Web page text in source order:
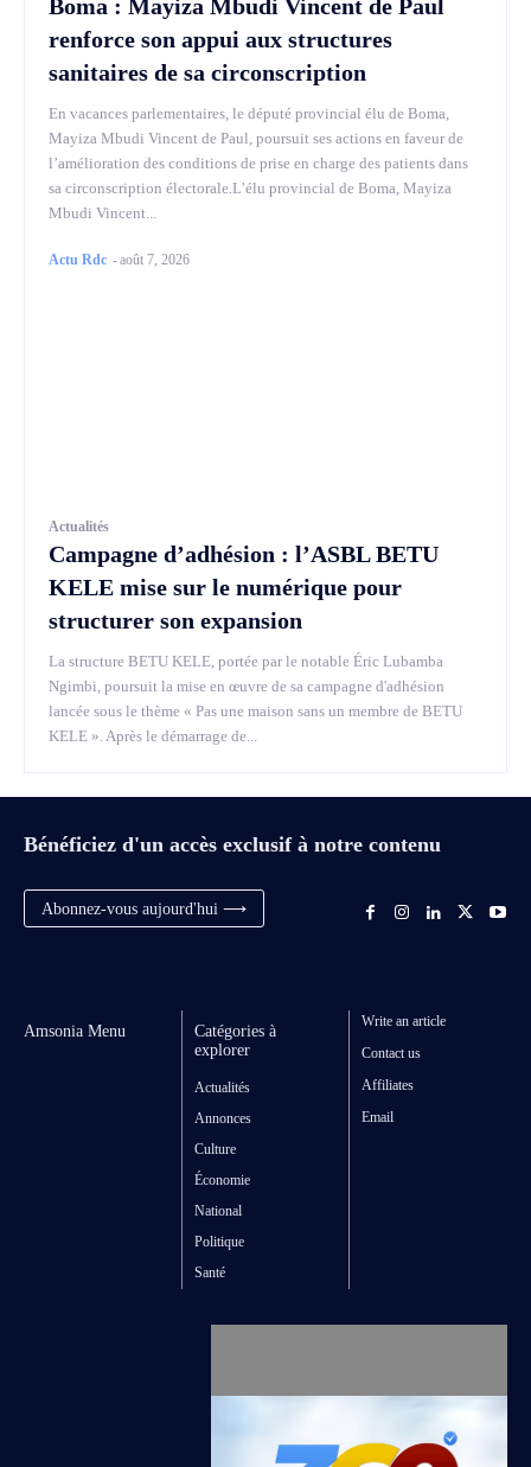
Boma : Mayiza Mbudi Vincent de Paul
renforce son appui aux structures
sanitaires de sa circonscription
En vacances parlementaires, le député provincial élu de Boma,
Mayiza Mbudi Vincent de Paul, poursuit ses actions en faveur de
l’amélioration des conditions de prise en charge des patients dans
sa circonscription électorale.L’élu provincial de Boma, Mayiza
Mbudi Vincent...
Actu Rdc -août 7, 2026
Actualités
Campagne d’adhésion : l’ASBL BETU
KELE mise sur le numérique pour
structurer son expansion
La structure BETU KELE, portée par le notable Éric Lubamba
Ngimbi, poursuit la mise en œuvre de sa campagne d'adhésion
lancée sous le thème « Pas une maison sans un membre de BETU
KELE ». Après le démarrage de...
Bénéficiez d'un accès exclusif à notre contenu
Abonnez-vous aujourd'hui ⟶
Amsonia Menu
Catégories à
explorer
Actualités
Annonces
Culture
Économie
National
Politique
Santé
Write an article
Contact us
Affiliates
Email